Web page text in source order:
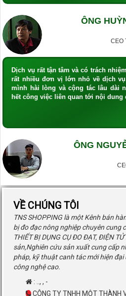
ÔNG
CEO
Dịch vụ rất tận tâm và có trách
rất nhiều đơn vị lớn nhỏ về dịch
mình hài lòng và cộng tác lâu dài
hết công việc liên quan tới nội dung
ÔNG
VỀ CHÚNG TÔI
TNS SHOPPING là một Kênh bán
bị đo đạc nông nghiệp chuyên cung
THIẾT BỊ DỤNG CỤ ĐO ĐẠT, ĐIỆN
sản,Nghiên cứu sản xuất cung cấp
pháp, kỹ thuật canh tác mới hiện
công nghệ cao.
:
, , -
CÔNG TY TNHH MỘT THÀNH